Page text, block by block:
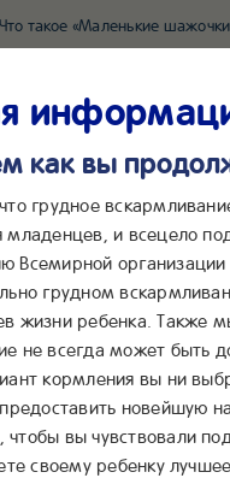
Что такое «Маленькие
для отслеживания
Сообщения в
как вы
грудное
младенцев, и всецело
Всемирной организации
грудном
жизни ребенка. Также
не всегда может быть
кормления вы ни
новейшую
вы чувствовали
своему ребенку